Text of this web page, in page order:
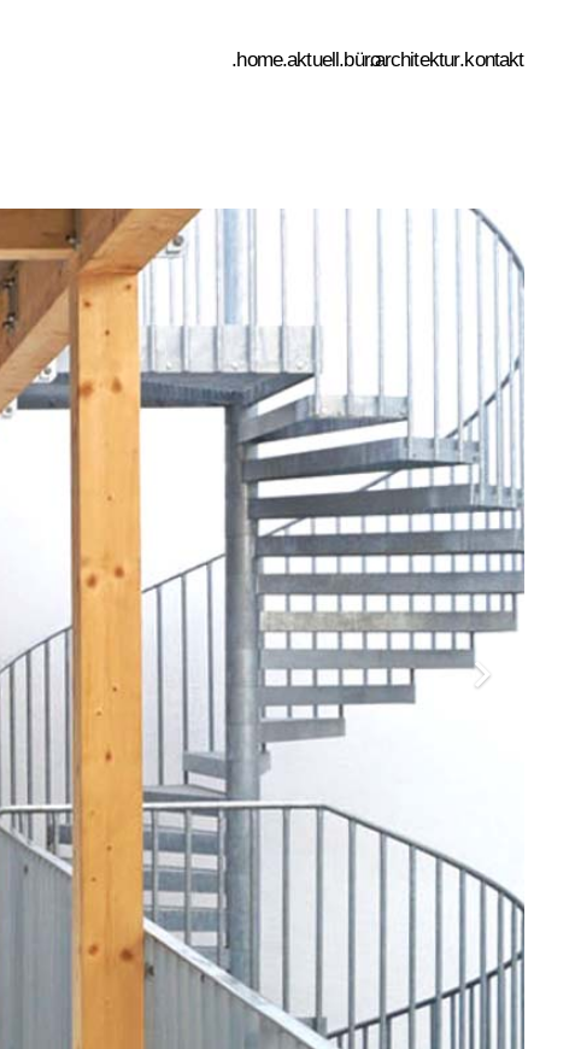
.home.aktuell.büro.architektur.kontakt